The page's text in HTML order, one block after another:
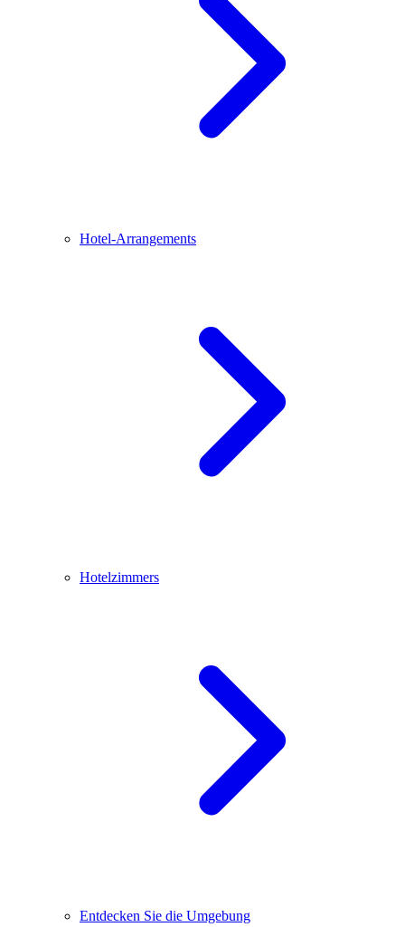
Hotel-Arrangements
Hotelzimmers
Entdecken Sie die Umgebung